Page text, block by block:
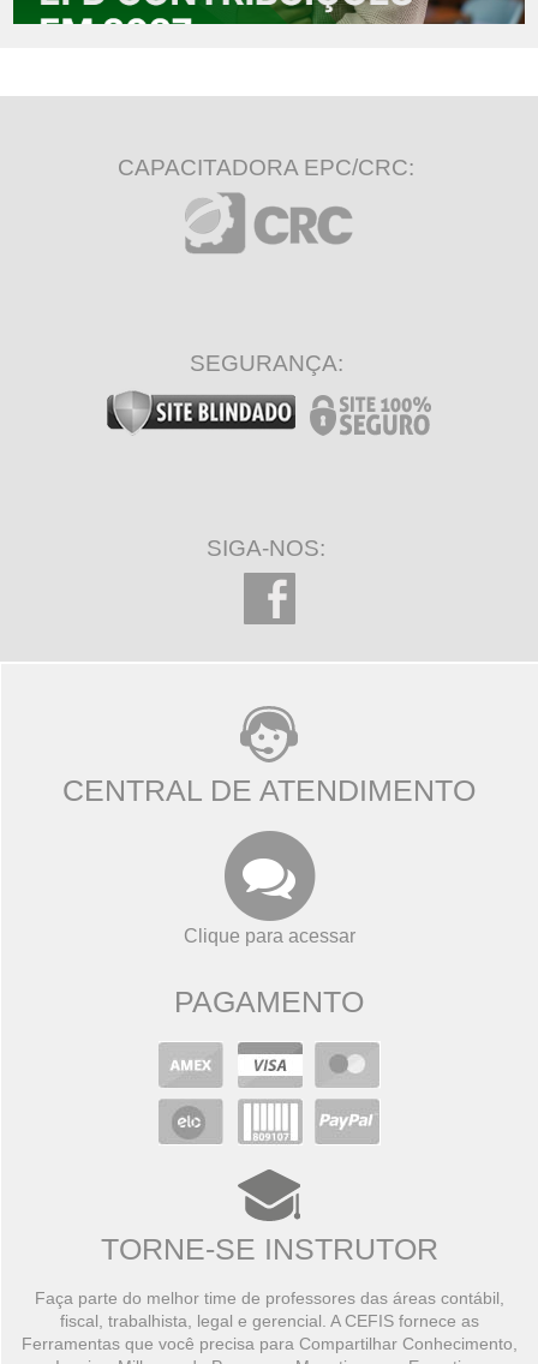
CAPACITADORA EPC/CRC:
SEGURANÇA:
SIGA-NOS:
CENTRAL DE ATENDIMENTO
Clique para acessar
PAGAMENTO
TORNE-SE INSTRUTOR
Faça parte do melhor time de professores das áreas contábil,
fiscal, trabalhista, legal e gerencial. A CEFIS fornece as
Ferramentas que você precisa para Compartilhar Conhecimento,